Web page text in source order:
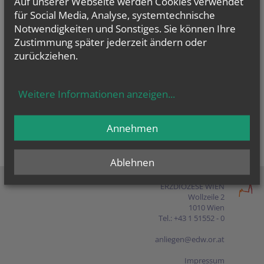
Presse
Shop
ERZDIÖZESE WIEN
Wollzeile 2
1010 Wien
Tel.: +43 1 51552 - 0
anliegen@edw.or.at
Impressum
für Social Media, Analyse, systemtechnische
Notwendigkeiten und Sonstiges. Sie können Ihre
Zustimmung später jederzeit ändern oder
zurückziehen.
Weitere Informationen anzeigen...
Ablehnen
Annehmen